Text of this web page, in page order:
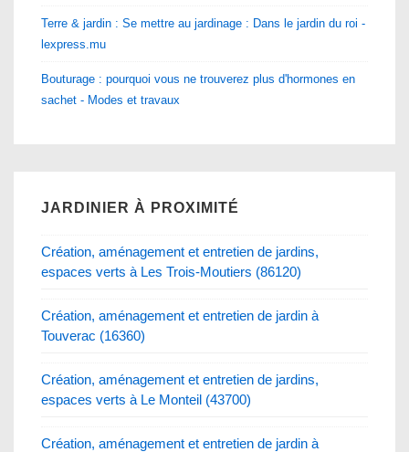
Terre & jardin : Se mettre au jardinage : Dans le jardin du roi -
lexpress.mu
Bouturage : pourquoi vous ne trouverez plus d'hormones en
sachet - Modes et travaux
JARDINIER À PROXIMITÉ
Création, aménagement et entretien de jardins,
espaces verts à Les Trois-Moutiers (86120)
Création, aménagement et entretien de jardin à
Touverac (16360)
Création, aménagement et entretien de jardins,
espaces verts à Le Monteil (43700)
Création, aménagement et entretien de jardin à